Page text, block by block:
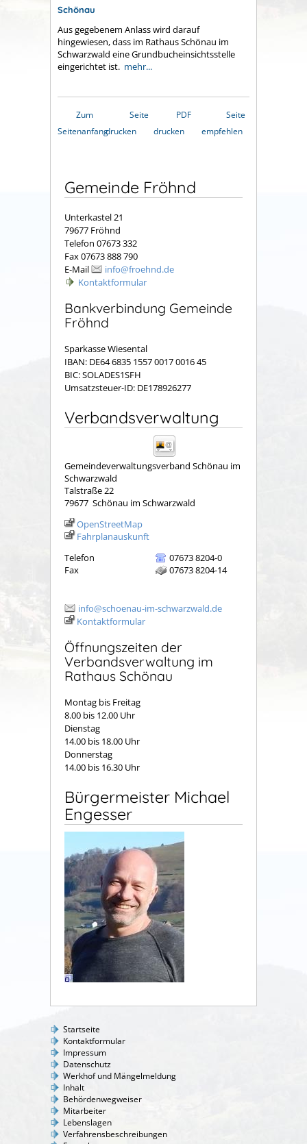
Schönau
Aus gegebenem Anlass wird darauf
hingewiesen, dass im Rathaus Schönau im
Schwarzwald eine Grundbucheinsichtsstelle
eingerichtet ist. mehr...
Zum
Seitenanfang
Seite
drucken
PDF
drucken
Seite
empfehlen
Gemeinde Fröhnd
Unterkastel 21
79677 Fröhnd
Telefon 07673 332
Fax 07673 888 790
E-Mail
info@froehnd.de
Kontaktformular
Bankverbindung Gemeinde
Fröhnd
Sparkasse Wiesental
IBAN: DE64 6835 1557 0017 0016 45
BIC: SOLADES1SFH
Umsatzsteuer-ID: DE178926277
Verbandsverwaltung
Gemeindeverwaltungsverband Schönau im
Schwarzwald
Talstraße 22
79677 Schönau im Schwarzwald
OpenStreetMap
Fahrplanauskunft
Telefon
07673 8204-0
Fax
07673 8204-14
info@schoenau-im-schwarzwald.de
Kontaktformular
Öffnungszeiten der
Verbandsverwaltung im
Rathaus Schönau
Montag bis Freitag
8.00 bis 12.00 Uhr
Dienstag
14.00 bis 18.00 Uhr
Donnerstag
14.00 bis 16.30 Uhr
Bürgermeister Michael
Engesser
Startseite
Kontaktformular
Impressum
Datenschutz
Werkhof und Mängelmeldung
Inhalt
Behördenwegweiser
Mitarbeiter
Lebenslagen
Verfahrensbeschreibungen